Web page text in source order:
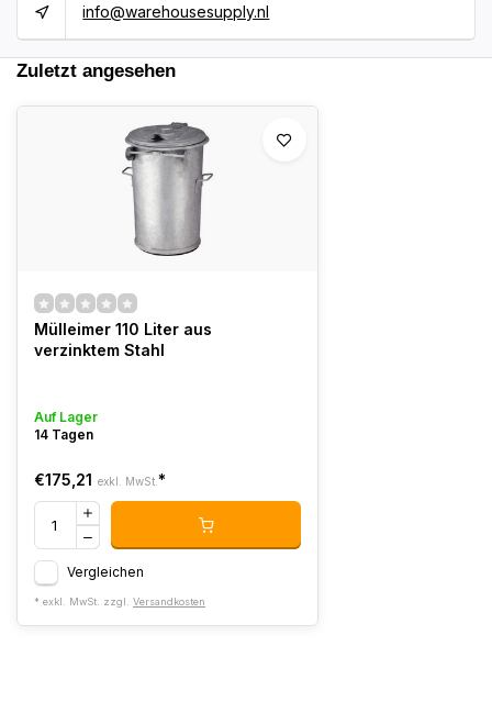
info@warehousesupply.nl
Zuletzt angesehen
Mülleimer 110 Liter aus
verzinktem Stahl
Auf Lager
14 Tagen
€175,21 exkl. MwSt. *
Vergleichen
* exkl. MwSt. zzgl. Versandkosten